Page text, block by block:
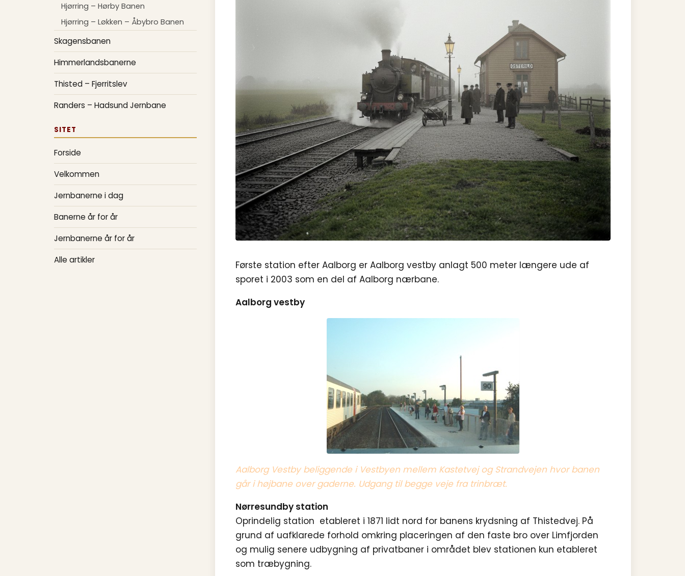
Hjørring – Hørby Banen
Hjørring – Løkken – Åbybro Banen
Skagensbanen
Himmerlandsbanerne
Thisted – Fjerritslev
Randers – Hadsund Jernbane
SITET
Forside
Velkommen
Jernbanerne i dag
Banerne år for år
Jernbanerne år for år
Alle artikler
Første station efter Aalborg er Aalborg vestby anlagt 500 meter længere ude af
sporet i 2003 som en del af Aalborg nærbane.
Aalborg vestby
Aalborg Vestby beliggende i Vestbyen mellem Kastetvej og Strandvejen hvor banen
går i højbane over gaderne. Udgang til begge veje fra trinbræt.
Nørresundby station
Oprindelig station etableret i 1871 lidt nord for banens krydsning af Thistedvej. På
grund af uafklarede forhold omkring placeringen af den faste bro over Limfjorden
og mulig senere udbygning af privatbaner i området blev stationen kun etableret
som træbygning.